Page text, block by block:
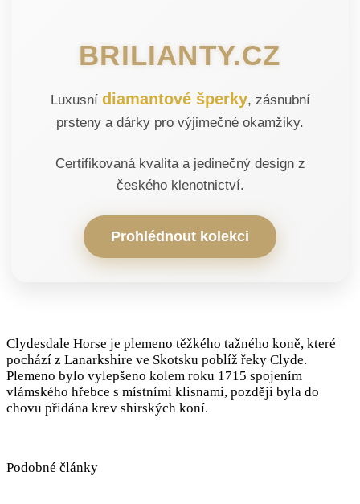
BRILIANTY.CZ
Luxusní diamantové šperky, zásnubní
prsteny a dárky pro výjimečné okamžiky.
Certifikovaná kvalita a jedinečný design z
českého klenotnictví.
Prohlédnout kolekci
Clydesdale Horse je plemeno těžkého tažného koně, které
pochází z Lanarkshire ve Skotsku poblíž řeky Clyde.
Plemeno bylo vylepšeno kolem roku 1715 spojením
vlámského hřebce s místními klisnami, později byla do
chovu přidána krev shirských koní.
Podobné články